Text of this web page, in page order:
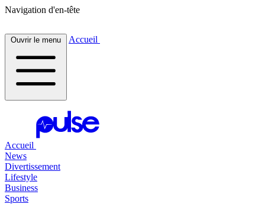
Navigation d'en-tête
Ouvrir le menu Accueil
Accueil
News
Divertissement
Lifestyle
Business
Sports